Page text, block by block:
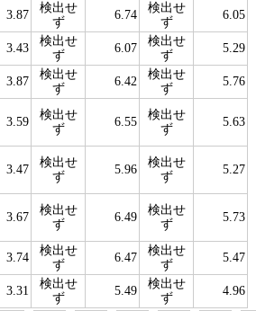
3.87
検出せ
ず
6.74
検出せ
ず
6.05
3.43
検出せ
ず
6.07
検出せ
ず
5.29
3.87
検出せ
ず
6.42
検出せ
ず
5.76
3.59
検出せ
ず
6.55
検出せ
ず
5.63
3.47
検出せ
ず
5.96
検出せ
ず
5.27
3.67
検出せ
ず
6.49
検出せ
ず
5.73
3.74
検出せ
ず
6.47
検出せ
ず
5.47
3.31
検出せ
ず
5.49
検出せ
ず
4.96